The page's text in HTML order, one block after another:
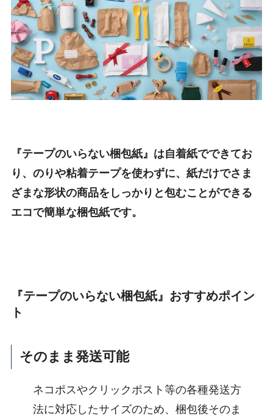
『テープのいらない梱包紙』は自着紙でできてお
り、のりや粘着テープを使わずに、紙だけでさま
ざまな形状の商品をしっかりと包むことができる
エコで簡単な梱包紙です。
『テープのいらない梱包紙』おすすめポイン
ト
そのまま発送可能
ネコポスやクリックポスト等の各種発送方
法に対応したサイズのため、梱包後そのま